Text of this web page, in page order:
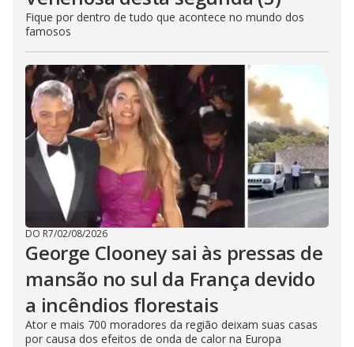
Fique por dentro de tudo que acontece no mundo dos
famosos
DO R7/02/08/2026
George Clooney sai às pressas de
mansão no sul da França devido
a incêndios florestais
Ator e mais 700 moradores da região deixam suas casas
por causa dos efeitos de onda de calor na Europa